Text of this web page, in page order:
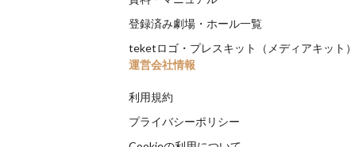
登録済み劇場・ホール一覧
teketロゴ・プレスキット（メディアキット）
運営会社情報
利用規約
プライバシーポリシー